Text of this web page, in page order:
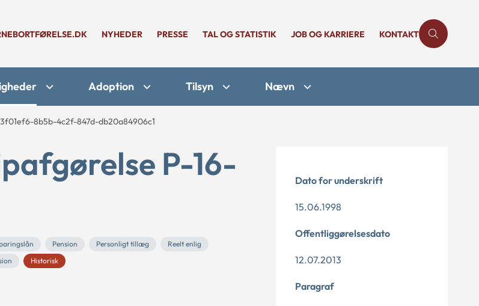
NYHEDER PRESSE TAL OG STATISTIK JOB OG KARRIERE KONTAKT
Adoption Tilsyn Nævn
8b5b-4c2f-847d-db20a84906c1
P-16-
Pension Personligt tillæg
Reelt enlig
Historisk
Dato for underskrift
15.06.1998
Offentliggørelsesdato
12.07.2013
Paragraf